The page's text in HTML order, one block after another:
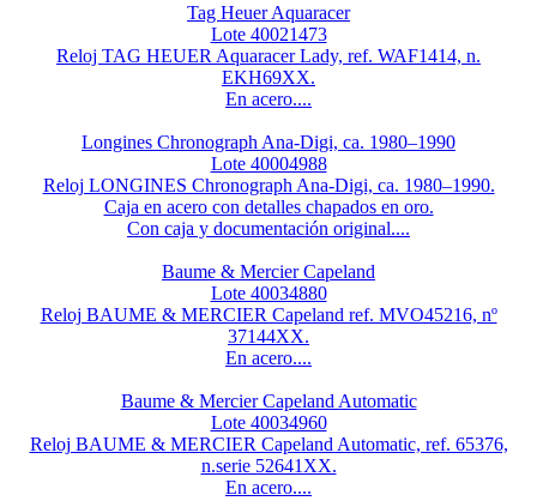
Tag Heuer Aquaracer
Lote 40021473
Reloj TAG HEUER Aquaracer Lady, ref. WAF1414, n.
EKH69XX.
En acero....
Longines Chronograph Ana-Digi, ca. 1980–1990
Lote 40004988
Reloj LONGINES Chronograph Ana-Digi, ca. 1980–1990.
Caja en acero con detalles chapados en oro.
Con caja y documentación original....
Baume & Mercier Capeland
Lote 40034880
Reloj BAUME & MERCIER Capeland ref. MVO45216, nº
37144XX.
En acero....
Baume & Mercier Capeland Automatic
Lote 40034960
Reloj BAUME & MERCIER Capeland Automatic, ref. 65376,
n.serie 52641XX.
En acero....